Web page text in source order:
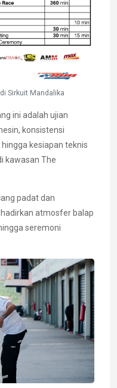
Sirkuit Mandalika
ini adalah ujian
konsistensi
kesiapan teknis
kawasan The
padat dan
atmosfer balap
seremoni